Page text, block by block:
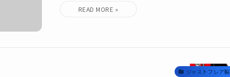
ジャストフレア